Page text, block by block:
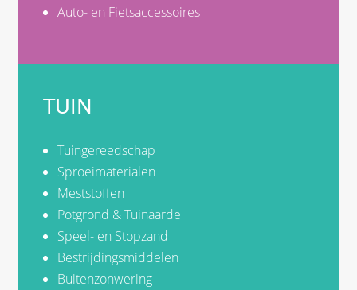
Auto- en Fietsaccessoires
TUIN
Tuingereedschap
Sproeimaterialen
Meststoffen
Potgrond & Tuinaarde
Speel- en Stopzand
Bestrijdingsmiddelen
Buitenzonwering